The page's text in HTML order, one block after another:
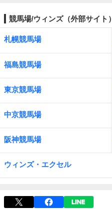
競馬場/ウィンズ（外部サイト）
札幌競馬場
福島競馬場
東京競馬場
中京競馬場
阪神競馬場
ウィンズ・エクセル